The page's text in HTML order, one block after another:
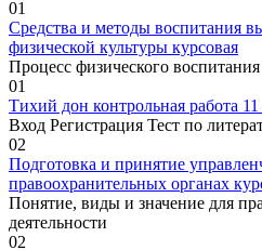
01
Средства и методы воспитания
физической культуры курсовая
Процесс физического
01
Тихий дон контрольная работа 11
Вход Регистрация Тест по
02
Подготовка и принятие
правоохранительных органах
Понятие, виды и значение для
деятельности
02